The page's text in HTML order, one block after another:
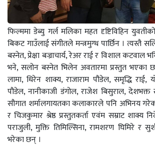
फिल्ममा डेब्यु गर्ल मलिका महत दृष्टिविहिन
बिकट गाउँलाई संगीतले मन्त्रमुग्ध पार्छिन । त्यस्तै
बस्नेत, प्रेक्षा बज्राचार्य, रेअर राई र विशाल कटवाल
भने, सलोन बस्नेत भिलेन अवतारमा प्रस्तुत भएका
लामा, धिरेन शाक्य, राजाराम पौडेल, समृद्धि
पौडेल, नानीकाजी डंगोल, राजेश बिसुराल,
सौगात शर्मालगायतका कलाकारले पनि अभिनय
र चिजकुमार श्रेष्ठ प्रस्तुतकर्ता एवंम सम्राट शाक्य
पराजुली, मुक्ति तिमिल्सिना, रामशरण घिमिरे र
भरेका छन् ।